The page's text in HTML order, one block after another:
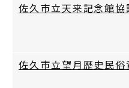
佐久市立天来記念館
佐久市立望月歴史民